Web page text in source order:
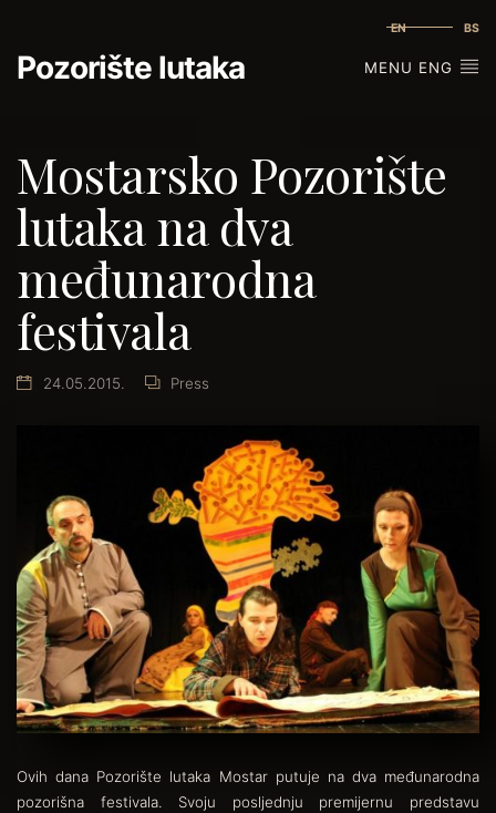
EN BS
Pozorište lutaka MENU ENG
Mostarsko Pozorište
lutaka na dva
međunarodna
festivala
24.05.2015. Press
Ovih dana Pozorište lutaka Mostar putuje na dva međunarodna
pozorišna festivala. Svoju posljednju premijernu predstavu